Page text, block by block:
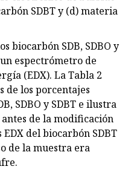
SDBT y (d) materia
biocarbón SDB, SDBO y
espectrómetro de
(EDX). La Tabla 2
de los porcentajes
SDBO y SDBT e ilustra
de la modificación
del biocarbón SDBT
de la muestra era